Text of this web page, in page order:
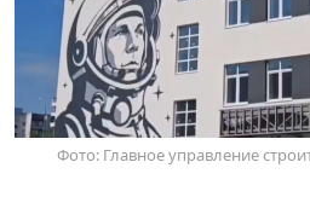
Фото: Главное управление